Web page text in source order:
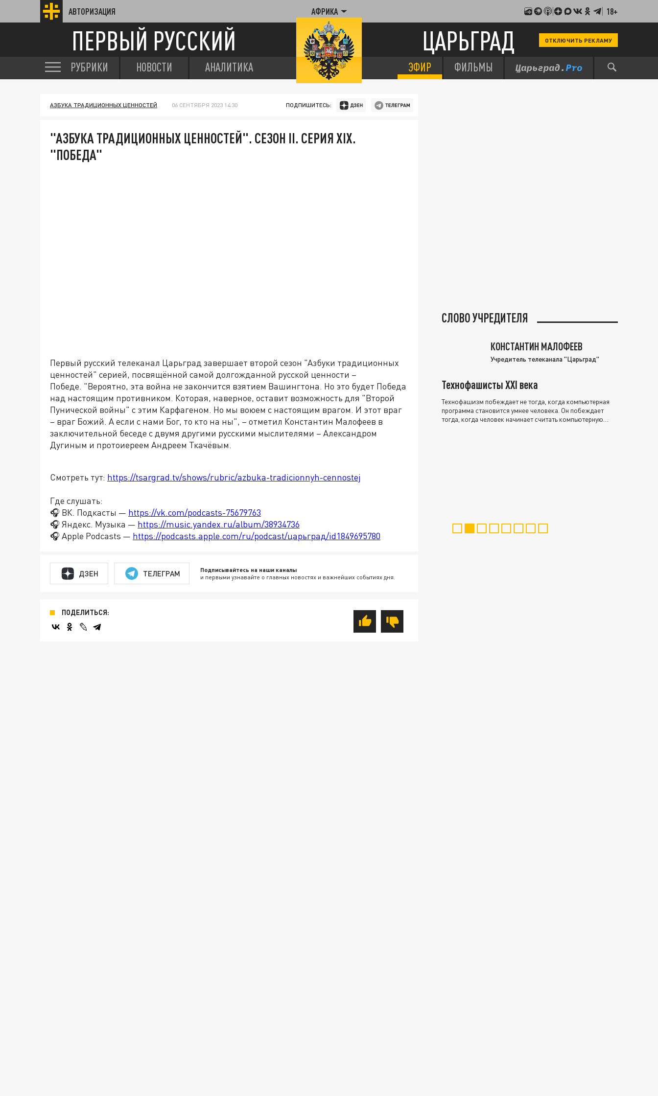
АВТОРИЗАЦИЯ АФРИКА 18+
ПЕРВЫЙ РУССКИЙ ЦАРЬГРАД ОТКЛЮЧИТЬ РЕКЛАМУ
РУБРИКИ НОВОСТИ АНАЛИТИКА ЭФИР ФИЛЬМЫ
АЗБУКА ТРАДИЦИОННЫХ ЦЕННОСТЕЙ 06 СЕНТЯБРЯ 2023 14:30 ПОДПИШИТЕСЬ:
"АЗБУКА ТРАДИЦИОННЫХ ЦЕННОСТЕЙ". СЕЗОН II. СЕРИЯ XIX.
"ПОБЕДА"
Первый русский телеканал Царьград завершает второй сезон "Азбуки традиционных
ценностей" серией, посвящённой самой долгожданной русской ценности –
Победе. "Вероятно, эта война не закончится взятием Вашингтона. Но это будет Победа
над настоящим противником. Которая, наверное, оставит возможность для "Второй
Пунической войны" с этим Карфагеном. Но мы воюем с настоящим врагом. И этот враг
– враг Божий. А если с нами Бог, то кто на ны", – отметил Константин Малофеев в
заключительной беседе с двумя другими русскими мыслителями – Александром
Дугиным и протоиереем Андреем Ткачёвым.
Смотреть тут: https://tsargrad.tv/shows/rubric/azbuka-tradicionnyh-cennostej
Где слушать:
🎧 ВК. Подкасты — https://vk.com/podcasts-75679763
🎧 Яндекс. Музыка — https://music.yandex.ru/album/38934736
🎧 Apple Podcasts — https://podcasts.apple.com/ru/podcast/царьград/id1849695780
ДЗЕН ТЕЛЕГРАМ Подписывайтесь на наши каналы
и первыми узнавайте о главных новостях и важнейших событиях дня.
ПОДЕЛИТЬСЯ:
СЛОВО УЧРЕДИТЕЛЯ
КОНСТАНТИН МАЛОФЕЕВ
Учредитель телеканала "Царьград"
Технофашисты XXI века
Технофашизм побеждает не тогда, когда компьютерная
программа становится умнее человека. Он побеждает
тогда, когда человек начинает считать компьютерную